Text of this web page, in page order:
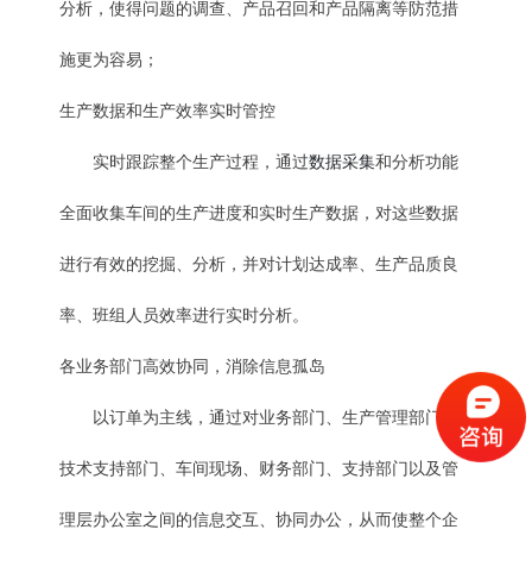
分析，使得问题的调查、产品召回和产品隔离等防范措
施更为容易；
生产数据和生产效率实时管控
实时跟踪整个生产过程，通过数据采集和分析功能
全面收集车间的生产进度和实时生产数据，对这些数据
进行有效的挖掘、分析，并对计划达成率、生产品质良
率、班组人员效率进行实时分析。
各业务部门高效协同，消除信息孤岛
以订单为主线，通过对业务部门、生产管理部门、
技术支持部门、车间现场、财务部门、支持部门以及管
理层办公室之间的信息交互、协同办公，从而使整个企